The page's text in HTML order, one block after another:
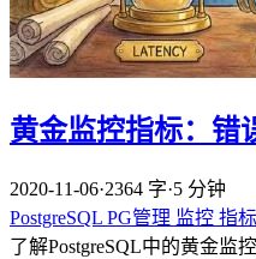
黄金监控指标：错
2020-11-06·2364 字·5 分钟
PostgreSQL PG管理 监控 指标
了解PostgreSQL中的黄金监